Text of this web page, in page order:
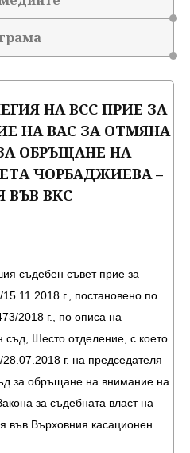
НА ВСС ПРИЕ ЗА
НА ВАС ЗА ОТМЯНА
ОБРЪЩАНЕ НА
ЧОРБАДЖИЕВА –
ВЪВ ВКС
съдебен съвет прие за
г., постановено по
2018 г., по описа на
съд, Шесто отделение, с което
г. на председателя
за обръщане на внимание на
за съдебната власт на
във Върховния касационен